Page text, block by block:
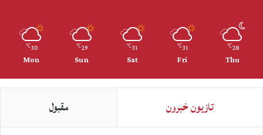
28
℃
Thu
31
℃
Fri
31
℃
Sat
29
℃
Sun
30
℃
Mon
تازيون خبرون مقبول